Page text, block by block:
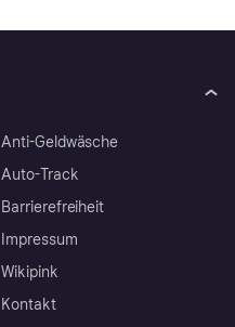
Anti-Geldwäsche
Auto-Track
Barrierefreiheit
Impressum
Wikipink
Kontakt